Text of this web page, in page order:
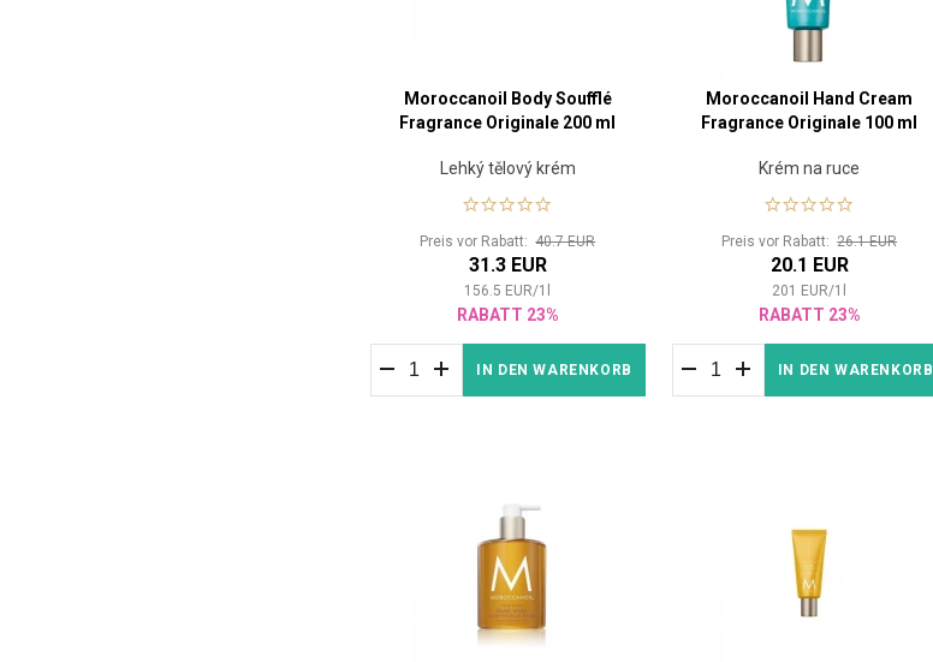
Moroccanoil Body Soufflé
Fragrance Originale 200 ml
Lehký tělový krém
Preis vor Rabatt:40.7 EUR
31.3 EUR
156.5 EUR/1
RABATT 23%
IN DEN WARENKORB
Moroccanoil Hand Cream
Fragrance Originale 100 ml
Krém na ruce
Preis vor Rabatt:26.1 EUR
20.1 EUR
201 EUR/1
RABATT 23%
IN DEN WARENKORB